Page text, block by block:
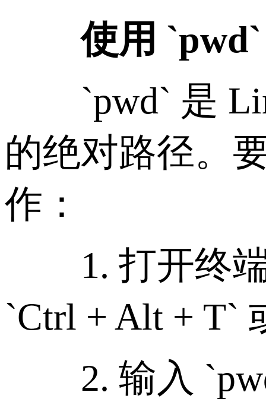
使用 `pwd`
`pwd` 是
的绝对路径。
作：
1. 打开终端
`Ctrl + Alt + T`
2. 输入